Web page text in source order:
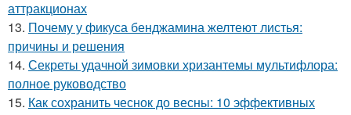
аттракционах
13. Почему у фикуса бенджамина желтеют листья:
причины и решения
14. Секреты удачной зимовки хризантемы мультифлора:
полное руководство
15. Как сохранить чеснок до весны: 10 эффективных